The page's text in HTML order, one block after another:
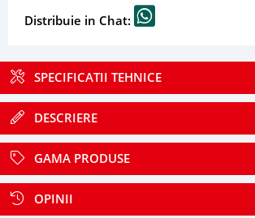
Distribuie in Chat:
SPECIFICATII TEHNICE
DESCRIERE
GAMA PRODUSE
OPINII